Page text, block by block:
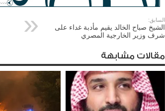
السابق:
الشيخ صباح الخالد يقيم مأدبة غداء على
شرف وزير الخارجية المصري
مقالات مشابهة